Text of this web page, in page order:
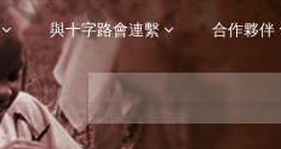
與十字路會連繫 合作夥伴